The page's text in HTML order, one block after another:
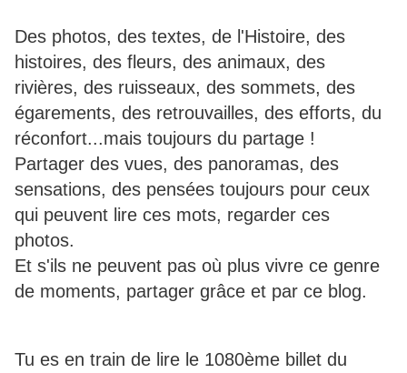
Des photos, des textes, de l'Histoire, des
histoires, des fleurs, des animaux, des
rivières, des ruisseaux, des sommets, des
égarements, des retrouvailles, des efforts, du
réconfort...mais toujours du partage !
Partager des vues, des panoramas, des
sensations, des pensées toujours pour ceux
qui peuvent lire ces mots, regarder ces
photos.
Et s'ils ne peuvent pas où plus vivre ce genre
de moments, partager grâce et par ce blog.
Tu es en train de lire le 1080ème billet du